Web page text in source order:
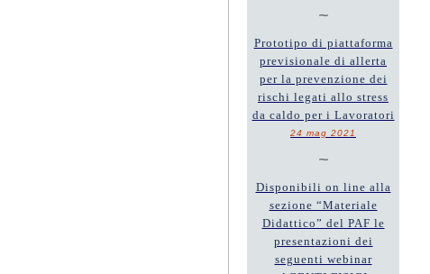
~
Prototipo di piattaforma
previsionale di allerta
per la prevenzione dei
rischi legati allo stress
da caldo per i Lavoratori
24 mag 2021
~
Disponibili on line alla
sezione “Materiale
Didattico” del PAF le
presentazioni dei
seguenti webinar